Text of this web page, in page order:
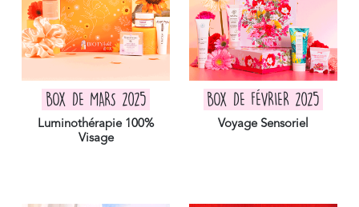
BOX DE MARS 2025
Luminothérapie 100%
Visage
BOX DE FÉVRIER 2025
Voyage Sensoriel